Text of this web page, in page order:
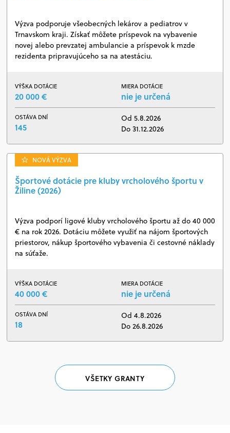
Výzva podporuje všeobecných lekárov a pediatrov v
Trnavskom kraji. Získať môžete príspevok na vybavenie
novej alebo prevzatej ambulancie a príspevok k mzde
rezidenta pripravujúceho sa na atestáciu.
VÝŠKA DOTÁCIE
20 000 €
MIERA DOTÁCIE
nie je určená
OSTÁVA DNÍ
145
Od 5.8.2026
Do 31.12.2026
NOVÁ VÝZVA
Športové dotácie pre kluby vrcholového športu v
Žiline (2026)
Výzva podporí ligové kluby vrcholového športu až do 40 000
€ na rok 2026. Dotáciu môžete využiť na nájom športových
priestorov, nákup športového vybavenia či cestovné náklady
na súťaže.
VÝŠKA DOTÁCIE
40 000 €
MIERA DOTÁCIE
nie je určená
OSTÁVA DNÍ
18
Od 4.8.2026
Do 26.8.2026
VŠETKY GRANTY